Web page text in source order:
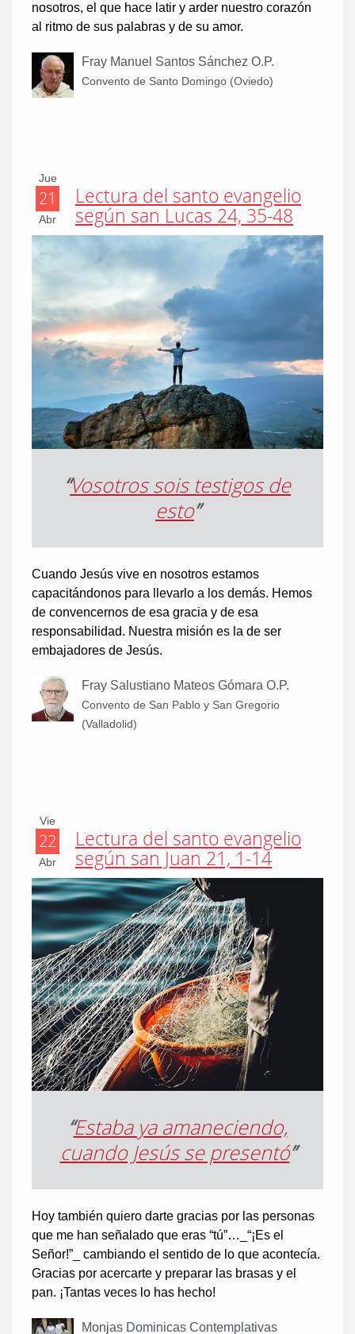
nosotros, el que hace latir y arder nuestro corazón
al ritmo de sus palabras y de su amor.
Fray Manuel Santos Sánchez O.P.
Convento de Santo Domingo (Oviedo)
Jue
21
Abr
Lectura del santo evangelio
según san Lucas 24, 35-48
“Vosotros sois testigos de
esto”
Cuando Jesús vive en nosotros estamos
capacitándonos para llevarlo a los demás. Hemos
de convencernos de esa gracia y de esa
responsabilidad. Nuestra misión es la de ser
embajadores de Jesús.
Fray Salustiano Mateos Gómara O.P.
Convento de San Pablo y San Gregorio
(Valladolid)
Vie
22
Abr
Lectura del santo evangelio
según san Juan 21, 1-14
“Estaba ya amaneciendo,
cuando Jesús se presentó”
Hoy también quiero darte gracias por las personas
que me han señalado que eras “tú”…_“¡Es el
Señor!”_ cambiando el sentido de lo que acontecía.
Gracias por acercarte y preparar las brasas y el
pan. ¡Tantas veces lo has hecho!
Monjas Dominicas Contemplativas